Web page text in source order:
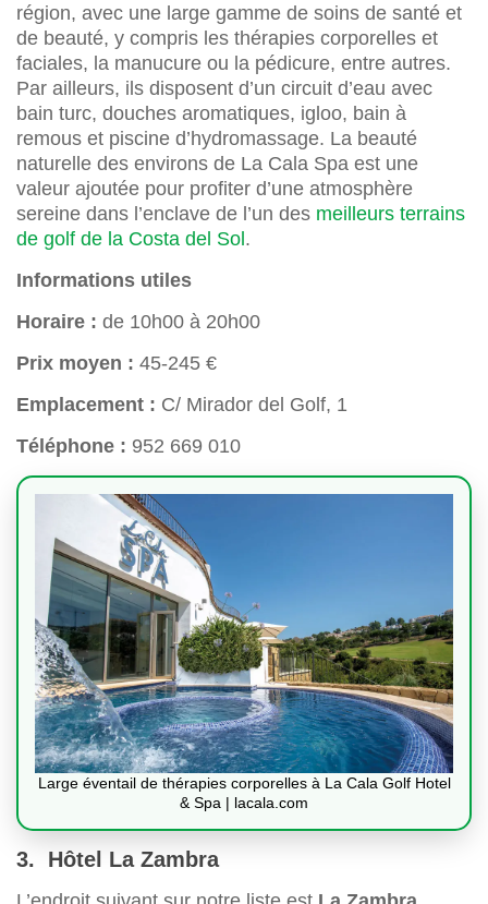
région, avec une large gamme de soins de santé et
de beauté, y compris les thérapies corporelles et
faciales, la manucure ou la pédicure, entre autres.
Par ailleurs, ils disposent d’un circuit d’eau avec
bain turc, douches aromatiques, igloo, bain à
remous et piscine d’hydromassage. La beauté
naturelle des environs de La Cala Spa est une
valeur ajoutée pour profiter d’une atmosphère
sereine dans l’enclave de l’un des meilleurs terrains
de golf de la Costa del Sol.
Informations utiles
Horaire : de 10h00 à 20h00
Prix moyen : 45-245 €
Emplacement : C/ Mirador del Golf, 1
Téléphone : 952 669 010
Large éventail de thérapies corporelles à La Cala Golf Hotel
& Spa | lacala.com
3. Hôtel La Zambra